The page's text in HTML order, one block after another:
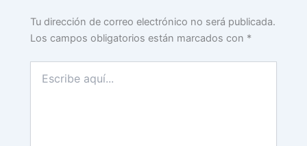
Tu dirección de correo electrónico no será publicada.
Los campos obligatorios están marcados con *
aquí...